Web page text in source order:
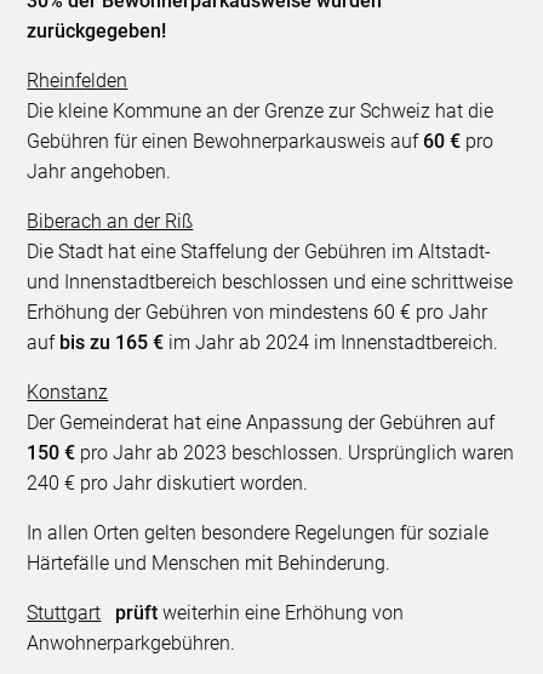
zurückgegeben!
Rheinfelden
Die kleine Kommune an der Grenze zur Schweiz hat die
Gebühren für einen Bewohnerparkausweis auf 60 € pro
Jahr angehoben.
Biberach an der Riß
Die Stadt hat eine Staffelung der Gebühren im Altstadt-
und Innenstadtbereich beschlossen und eine schrittweise
Erhöhung der Gebühren von mindestens 60 € pro Jahr
auf bis zu 165 € im Jahr ab 2024 im Innenstadtbereich.
Konstanz
Der Gemeinderat hat eine Anpassung der Gebühren auf
150 € pro Jahr ab 2023 beschlossen. Ursprünglich waren
240 € pro Jahr diskutiert worden.
In allen Orten gelten besondere Regelungen für soziale
Härtefälle und Menschen mit Behinderung.
Stuttgart prüftweiterhin eine Erhöhung von
Anwohnerparkgebühren.